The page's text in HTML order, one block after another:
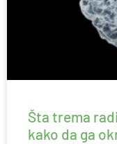
Šta trema
kako da ga